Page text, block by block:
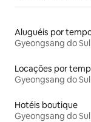
Gyeongsang do Sul
Gyeongsang do Sul
Hotéis boutique
Gyeongsang do Sul